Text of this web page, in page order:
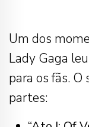
Um dos
Lady Gaga
para os fãs.
partes: